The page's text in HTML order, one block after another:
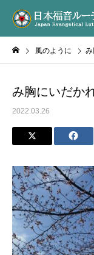
風のように
み胸にいだ
2022.03.26